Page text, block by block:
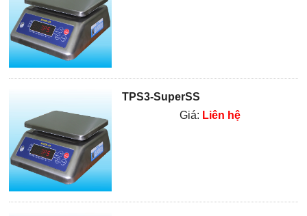
TPS3-SuperSS
Giá: Liên hệ